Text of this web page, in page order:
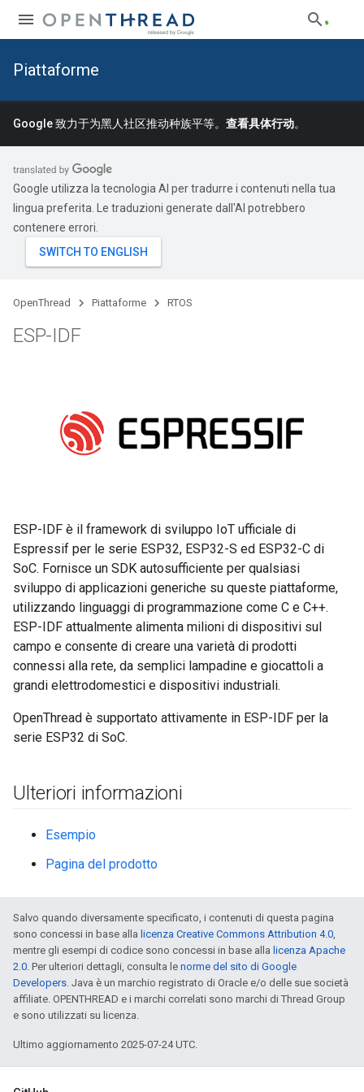
Piattaforme
Google 致力于为黑人社区推动种族平等。 查看具体行动。
Google utilizza la tecnologia AI per tradurre i contenuti nella tua
lingua preferita. Le traduzioni generate dall'AI potrebbero
contenere errori.
OpenThread Piattaforme RTOS
ESP-IDF
ESP-IDF è il framework di sviluppo IoT ufficiale di
Espressif per le serie ESP32, ESP32-S ed ESP32-C di
SoC. Fornisce un SDK autosufficiente per qualsiasi
sviluppo di applicazioni generiche su queste piattaforme,
utilizzando linguaggi di programmazione come C e C++.
ESP-IDF attualmente alimenta milioni di dispositivi sul
campo e consente di creare una varietà di prodotti
connessi alla rete, da semplici lampadine e giocattoli a
grandi elettrodomestici e dispositivi industriali.
OpenThread è supportato attivamente in ESP-IDF per la
serie ESP32 di SoC.
Ulteriori informazioni
Esempio
Pagina del prodotto
Salvo quando diversamente specificato, i contenuti di questa pagina
sono concessi in base alla licenza Creative Commons Attribution 4.0,
mentre gli esempi di codice sono concessi in base alla licenza Apache
2.0. Per ulteriori dettagli, consulta le norme del sito di Google
Developers. Java è un marchio registrato di Oracle e/o delle sue società
affiliate. OPENTHREAD e i marchi correlati sono marchi di Thread Group
e sono utilizzati su licenza.
Ultimo aggiornamento 2025-07-24 UTC.